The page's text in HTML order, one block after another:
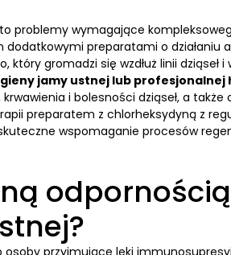
problemy wymagające
preparatami o działaniu
gromadzi się wzdłuż linii dziąseł i
jamy ustnej lub profesjonalnej
i bolesności dziąseł, a także
preparatem z chlorheksydyną z
wspomaganie procesów
przyjmujące leki